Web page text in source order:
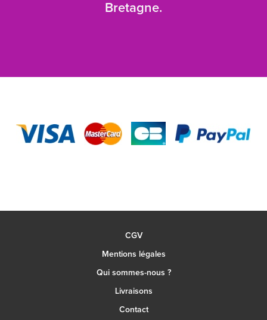
Bretagne.
CGV
Mentions légales
Qui sommes-nous ?
Livraisons
Contact